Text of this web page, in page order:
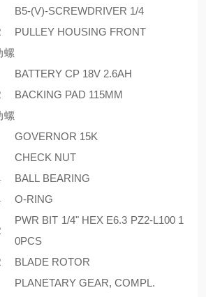
B5-(V)-SCREWDRIVER 1/4
PULLEY HOUSING FRONT
螺
BATTERY CP 18V 2.6AH
BACKING PAD 115MM
螺
GOVERNOR 15K
CHECK NUT
BALL BEARING
O-RING
PWR BIT 1/4" HEX E6.3 PZ2-L100 1
0PCS
BLADE ROTOR
PLANETARY GEAR, COMPL.